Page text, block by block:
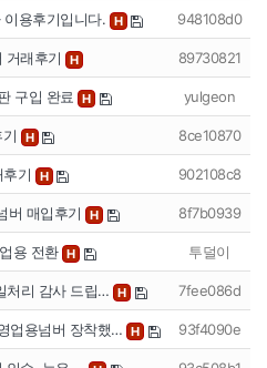
이용후기입니다. H 948108d0
거래후기 H 89730821
구입 완료 H yulgeon
H 8ce10870
기 H 902108c8
버 매입후기 H 8f7b0939
용 전환 H 투덜이
처리 감사 드립… H 7fee086d
업용넘버 장착했… H 93f4090e